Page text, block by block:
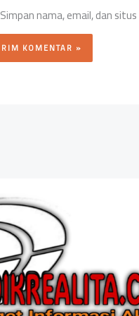
Simpan nama, email, dan